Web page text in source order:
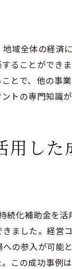
域全体の経済
ることができ
とで、他の事
トの専門知識が
し
化補助金を
ました。経営
の参入が可能
この成功事例